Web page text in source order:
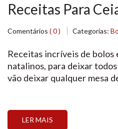
Receitas Para
Comentários ( 0 ) Categorias:
Receitas incríveis de bolos
natalinos, para deixar
vão deixar qualquer mesa
LER MAIS